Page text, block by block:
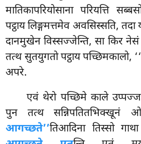
मातिकापरियोसाना परियत्ति
पट्ठाय लिङ्गमत्तमेव अवसिस्सति,
दानमुखेन विस्सज्जेन्ति, सा किर नेसं
तत्थ सुतयुगतो पट्ठाय पच्छिमकालो,
अपरे.
एवं थेरो पच्छिमे काले
पुन तत्थ सन्निपतितभिक्खूनं
आगच्छते’’तिआदिना तिस्सो